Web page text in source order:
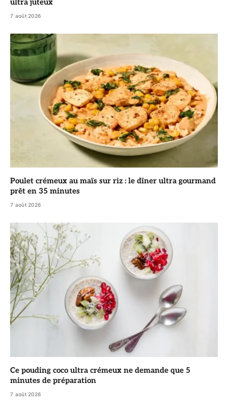
ultra juteux
7 août 2026
Poulet crémeux au maïs sur riz : le dîner ultra gourmand
prêt en 35 minutes
7 août 2026
Ce pouding coco ultra crémeux ne demande que 5
minutes de préparation
7 août 2026